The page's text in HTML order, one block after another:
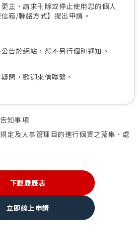
正、請求刪除或停止使用您的個人
箱/聯絡方式】提出申請。
告於網站，恕不另行個別通知。
問，歡迎來信聯繫。
知事項
定及人事管理目的進行個資之蒐集、處
下載履歷表
立即線上申請